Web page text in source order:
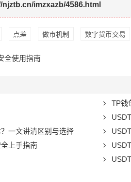
njztb.cn/imzxazb/4586.html
点差 做市机制 数字货币交易
全使用指南
TP钱
一文讲清区别与选择
上手指南